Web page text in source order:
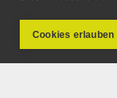
Cookies erlauben